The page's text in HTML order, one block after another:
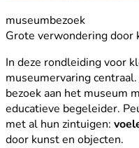
museumbezoek
Grote verwondering door
In deze rondleiding voor
museumervaring
bezoek aan het museum
educatieve begeleider.
met al hun zintuigen:
door kunst en objecten.